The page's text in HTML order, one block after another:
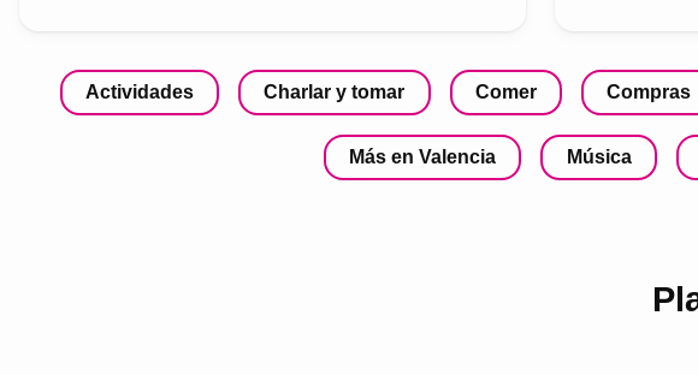
Actividades Charlar y tomar Comer Compras
Más en Valencia Música